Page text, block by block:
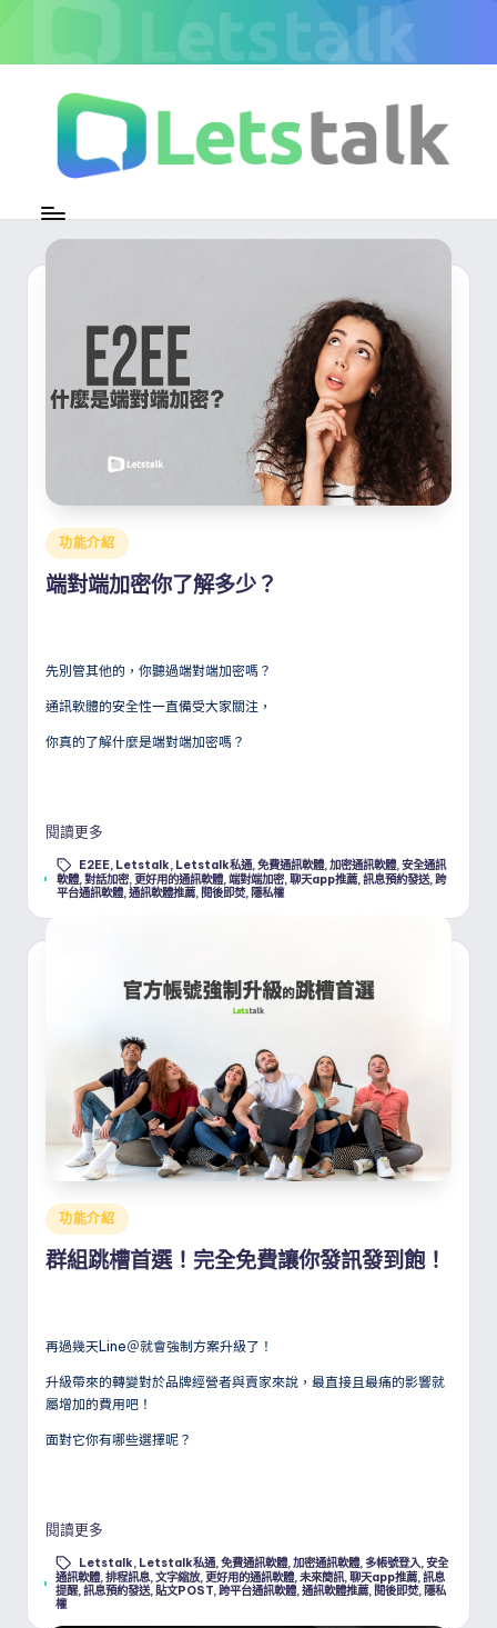
to
e
t
密
欄
Posted
in
功能介紹
端對端加密你了解多少？
先別管其他的，你聽過端對端加密嗎？
通訊軟體的安全性一直備受大家關注，
你真的了解什麼是端對端加密嗎？
閱讀更多
Tags:
E2EE, Letstalk, Letstalk私通,免費通訊軟體,加密通訊軟體,安全通訊
軟體,對話加密, 更好用的通訊軟體,端對端加密,聊天app推薦,訊息預約發送,跨
平台通訊軟體,通訊軟體推薦, 閱後即焚, 隱私權
Posted
in
功能介紹
群組跳槽首選！完全免費讓你發訊發到飽！
再過幾天Line＠就會強制方案升級了！
升級帶來的轉變對於品牌經營者與賣家來說，最直接且最痛的影響就
屬增加的費用吧！
面對它你有哪些選擇呢？
閱讀更多
Tags:
Letstalk, Letstalk私通,免費通訊軟體,加密通訊軟體,多帳號登入,安全
通訊軟體,排程訊息,文字縮放, 更好用的通訊軟體,未來簡訊,聊天app推薦,訊息
提醒,訊息預約發送, 貼文POST,跨平台通訊軟體,通訊軟體推薦, 閱後即焚, 隱私
權